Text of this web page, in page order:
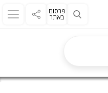
פרסום
באתר